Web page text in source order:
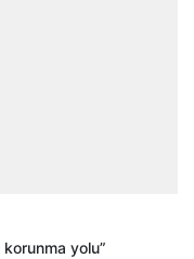
yolu”